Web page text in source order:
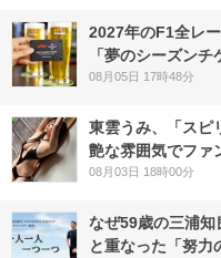
2027年のF1全レ
「夢のシーズン
08月05日 17時48分
東雲うみ、「スピ
艶な雰囲気でファ
08月03日 18時00分
なぜ59歳の三浦
と重なった「努力